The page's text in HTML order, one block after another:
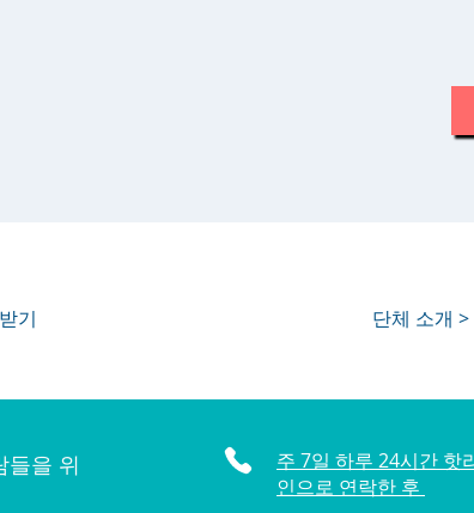
기 단체 소개 >
들을 위
주 7일 하루 24시간 핫
인으로 연락한 후